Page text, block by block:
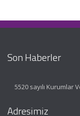
Son Haberler
5520 sayılı Kurumlar
Adresimiz